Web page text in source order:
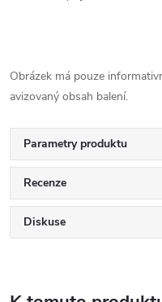
Obrázek má pouze
avizovaný obsah balení.
Parametry produktu
Recenze
Diskuse